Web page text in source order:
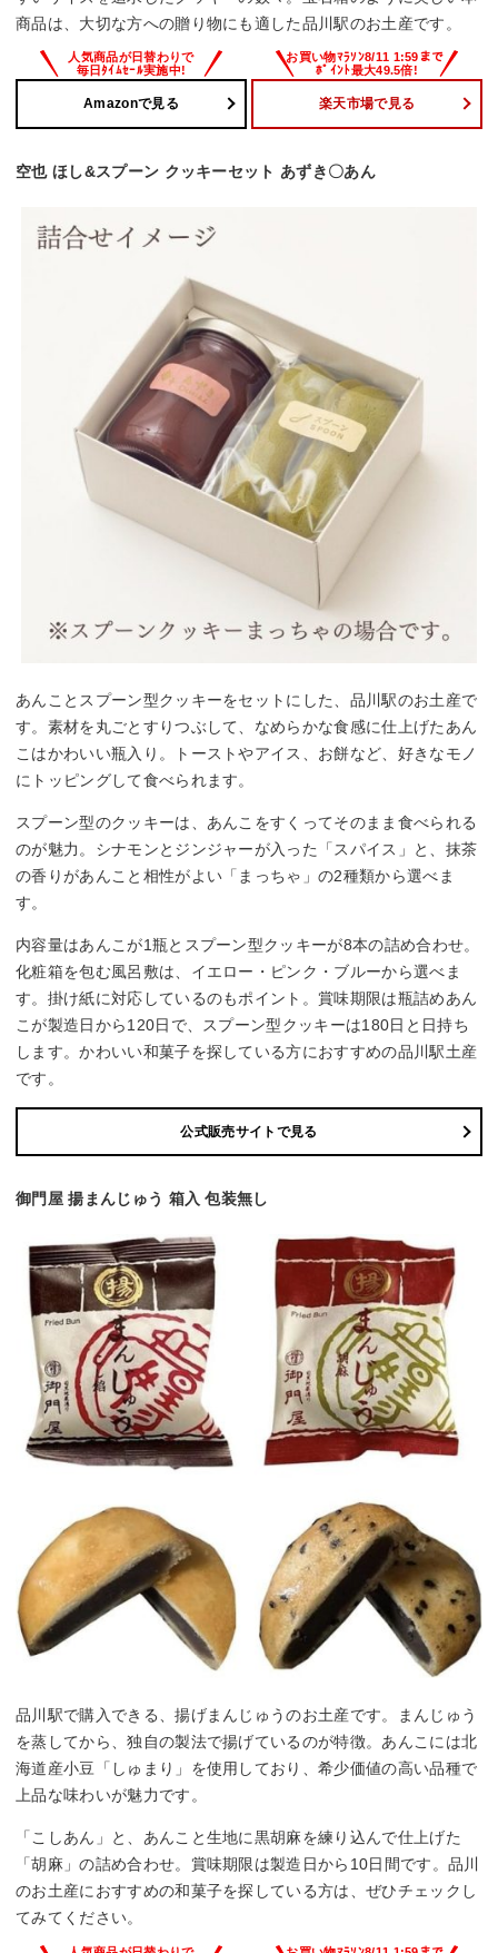
商品は、大切な方への贈り物にも適した品川駅のお土産です。
Amazonで見る 楽天市場で見る
空也 ほし&スプーン クッキーセット あずき〇あん
あんことスプーン型クッキーをセットにした、品川駅のお土産で
す。素材を丸ごとすりつぶして、なめらかな食感に仕上げたあん
こはかわいい瓶入り。トーストやアイス、お餅など、好きなモノ
にトッピングして食べられます。
スプーン型のクッキーは、あんこをすくってそのまま食べられる
のが魅力。シナモンとジンジャーが入った「スパイス」と、抹茶
の香りがあんこと相性がよい「まっちゃ」の2種類から選べま
す。
内容量はあんこが1瓶とスプーン型クッキーが8本の詰め合わせ。
化粧箱を包む風呂敷は、イエロー・ピンク・ブルーから選べま
す。掛け紙に対応しているのもポイント。賞味期限は瓶詰めあん
こが製造日から120日で、スプーン型クッキーは180日と日持ち
します。かわいい和菓子を探している方におすすめの品川駅土産
です。
公式販売サイトで見る
御門屋 揚まんじゅう 箱入 包装無し
品川駅で購入できる、揚げまんじゅうのお土産です。まんじゅう
を蒸してから、独自の製法で揚げているのが特徴。あんこには北
海道産小豆「しゅまり」を使用しており、希少価値の高い品種で
上品な味わいが魅力です。
「こしあん」と、あんこと生地に黒胡麻を練り込んで仕上げた
「胡麻」の詰め合わせ。賞味期限は製造日から10日間です。品川
のお土産におすすめの和菓子を探している方は、ぜひチェックし
てみてください。